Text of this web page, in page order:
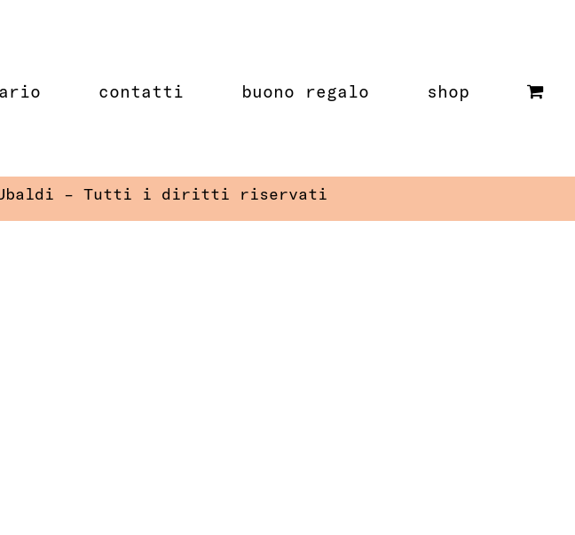
contatti buono regalo shop
Ubaldi – Tutti i diritti riservati